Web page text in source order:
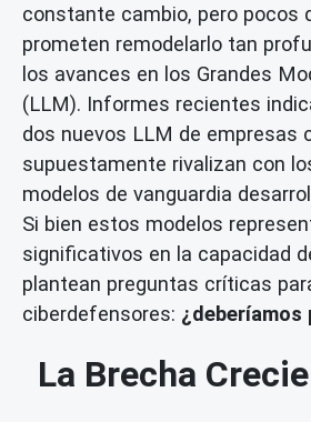
constante cambio, pero pocos
prometen remodelarlo tan
los avances en los Grandes
(LLM). Informes recientes
dos nuevos LLM de empresas
supuestamente rivalizan con
modelos de vanguardia
Si bien estos modelos
significativos en la capacidad
plantean preguntas críticas
ciberdefensores: ¿deberíamos
La Brecha